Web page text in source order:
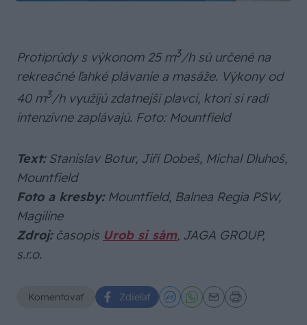
Protiprúdy s výkonom 25 m3/h sú určené na
rekreačné ľahké plávanie a masáže. Výkony od
40 m3/h využijú zdatnejší plavci, ktorí si radi
intenzívne zaplávajú. Foto: Mountfield
Text:Stanislav Botur, Jiří Dobeš, Michal Dluhoš,
Mountfield
Foto a kresby:Mountfield, Balnea Regia PSW,
Magiline
Zdroj:časopis Urob si sám, JAGA GROUP,
s.r.o.
Komentovať Zdieľať